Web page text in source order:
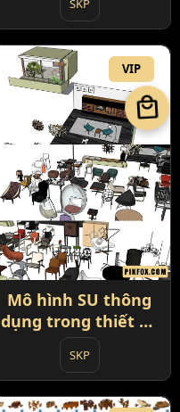
thất
SKP
VIP
Mô hình SU thông
dụng trong thiết kế
nội thất
SKP
local_mall